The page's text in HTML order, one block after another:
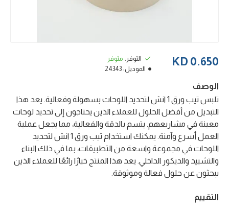
0.650 KD التوفر: متوفر
الموديل: 24343
الوصف
تلبس تيب ورق 1 انش لتحديد اللوحات بسهولة وفعالية. يعد هذا
التبديل من أفضل الحلول للعملاء الذين يحتاجون إلى تحديد لوحات
معينة في مشاريعهم. يتسم بالدقة والفعالية، مما يجعل عملية
العمل أسرع وآمنة. يمكنك استخدام تيب ورق 1 انش لتحديد
اللوحات في مجموعة واسعة من التطبيقات، بما في ذلك البناء
والتشييد والديكور الداخلي. يعد هذا المنتج خيارًا رائعًا للعملاء الذين
يبحثون عن حلول فعالة وموثوقة.
التقييم